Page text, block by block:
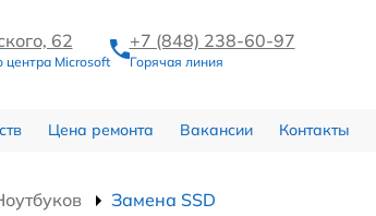
62
центра Microsoft
+7 (848) 238-60-97
Горячая линия
Цена ремонта Вакансии Контакты
Замена SSD